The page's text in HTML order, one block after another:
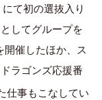
て初の選抜入り
してグループを
催したほか、ス
ラゴンズ応援番
仕事もこなしてい